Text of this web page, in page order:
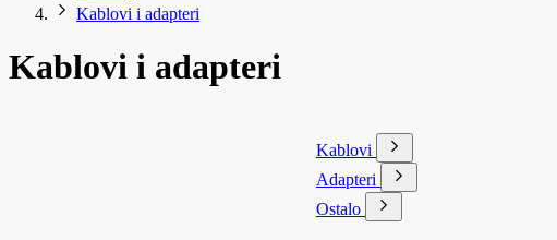
Kablovi i adapteri
Kablovi i adapteri
Kablovi
Adapteri
Ostalo